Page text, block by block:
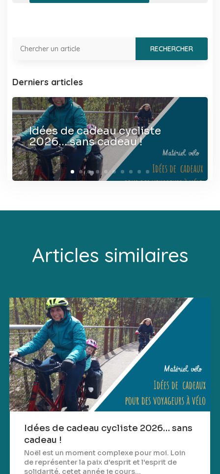
Derniers articles
Idées de cadeau cycliste
2026… sans cadeau !
Articles similaires
Idées de cadeau cycliste 2026… sans
cadeau !
Noël est un moment complexe pour moi. Loin
de représenter la paix d'esprit et l'esprit de
solidarité, cetet année je cours...